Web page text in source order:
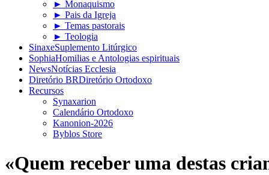
► Monaquismo
► Pais da Igreja
► Temas pastorais
► Teologia
SinaxeSuplemento Litúrgico
SophiaHomilias e Antologias espirituais
NewsNotícias Ecclesia
Diretório BRDiretório Ortodoxo
Recursos
Synaxarion
Calendário Ortodoxo
Kanonion-2026
Byblos Store
«Quem receber uma destas